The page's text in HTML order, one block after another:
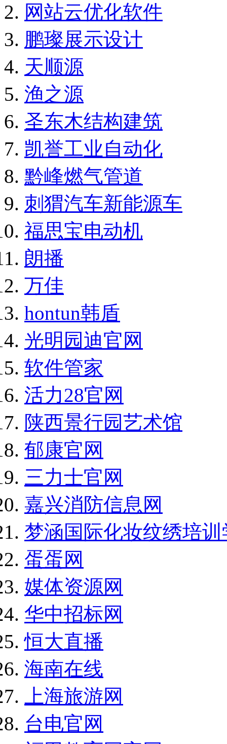
网站云优化软件
鹏璨展示设计
天顺源
渔之源
圣东木结构建筑
凯誉工业自动化
黔峰燃气管道
刺猬汽车新能源车
福思宝电动机
朗播
万佳
hontun韩盾
光明园迪官网
软件管家
活力28官网
陕西景行园艺术馆
郁康官网
三力士官网
嘉兴消防信息网
梦涵国际化妆纹绣培训
蛋蛋网
媒体资源网
华中招标网
恒大直播
海南在线
上海旅游网
台电官网